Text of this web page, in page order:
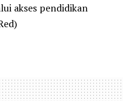
akses pendidikan